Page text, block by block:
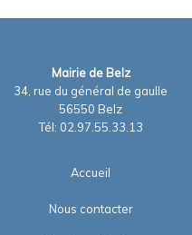
Mairie de Belz
34, rue du général de gaulle
56550 Belz
Tél: 02.97.55.33.13
Accueil
Nous contacter